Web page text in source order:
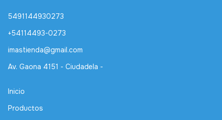
5491144930273
+54114493-0273
imastienda@gmail.com
Av. Gaona 4151 - Ciudadela -
Inicio
Productos